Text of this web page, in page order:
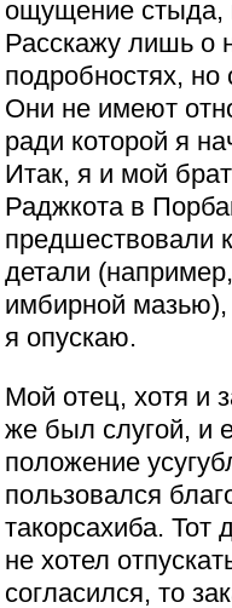
ощущение стыда,
Расскажу лишь о
подробностях,
Они не имеют
ради которой я
Итак, я и мой
Раджкота в
предшествовали
детали
имбирной мазью),
я опускаю.
Мой отец, хотя и
же был слугой, и
положение
пользовался
такорсахиба. Тот
не хотел
согласился, то